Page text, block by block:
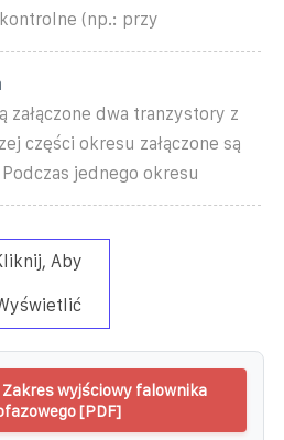
(np.: przy
załączone dwa tranzystory z
części okresu załączone są
jednego okresu
Aby
wyjściowy falownika
[PDF]